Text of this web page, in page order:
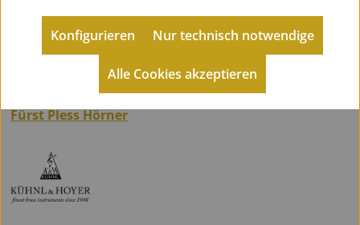
Metallblasinstrumente
Jagdhörner
Fürst Pless Hörner
Konfigurieren
Alle Cookies akzeptieren
Nur technisch notwendige